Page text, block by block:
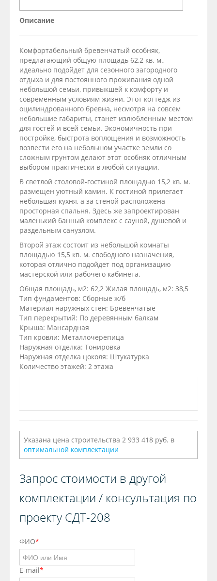
Описание
Комфортабельный бревенчатый особняк,
предлагающий общую площадь 62,2 кв. м.,
идеально подойдет для сезонного загородного
отдыха и для постоянного проживания одной
небольшой семьи, привыкшей к комфорту и
современным условиям жизни. Этот коттедж из
оцилиндрованного бревна, несмотря на совсем
небольшие габариты, станет излюбленным местом
для гостей и всей семьи. Экономичность при
постройке, быстрота воплощения и возможность
возвести его на небольшом участке земли со
сложным грунтом делают этот особняк отличным
выбором практически в любой ситуации.
В светлой столовой-гостиной площадью 15,2 кв. м.
размещен уютный камин. К гостиной прилегает
небольшая кухня, а за стеной расположена
просторная спальня. Здесь же запроектирован
маленький банный комплекс с сауной, душевой и
раздельным санузлом.
Второй этаж состоит из небольшой комнаты
площадью 15,5 кв. м. свободного назначения,
которая отлично подойдет под организацию
мастерской или рабочего кабинета.
Общая площадь, м2: 62,2 Жилая площадь, м2: 38,5
Тип фундаментов: Сборные ж/б
Материал наружных стен: Бревенчатые
Тип перекрытий: По деревянным балкам
Крыша: Мансардная
Тип кровли: Металлочерепица
Наружная отделка: Тонировка
Наружная отделка цоколя: Штукатурка
Количество этажей: 2 этажа
Указана цена строительства 2 933 418 руб. в
оптимальной комплектации
Запрос стоимости в другой
комплектации / консультация по
проекту СДТ-208
ФИО*
E-mail*